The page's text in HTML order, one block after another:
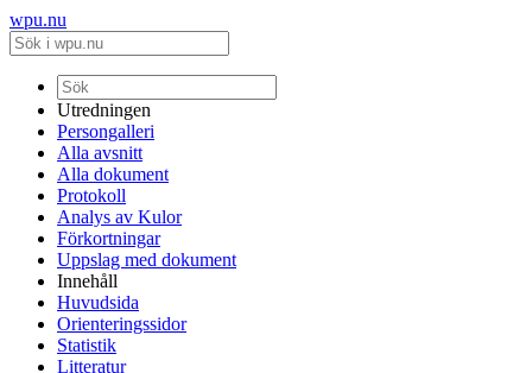
wpu.nu
Utredningen
Persongalleri
Alla avsnitt
Alla dokument
Protokoll
Analys av Kulor
Förkortningar
Uppslag med dokument
Innehåll
Huvudsida
Orienteringssidor
Statistik
Litteratur